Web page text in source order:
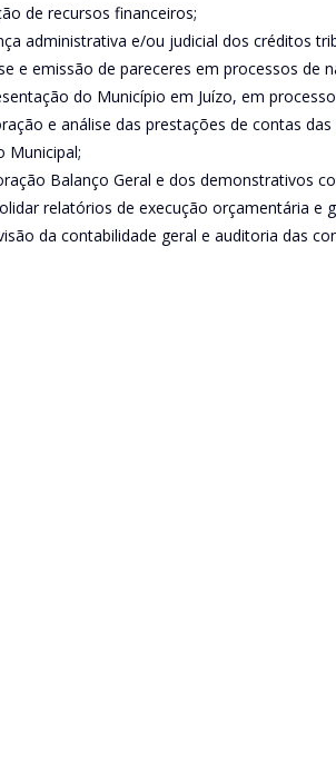
de recursos financeiros;
administrativa e/ou judicial dos créditos
e emissão de pareceres em processos de
do Município em Juízo, em
e análise das prestações de contas
Municipal;
Balanço Geral e dos demonstrativos
relatórios de execução orçamentária e
da contabilidade geral e auditoria das